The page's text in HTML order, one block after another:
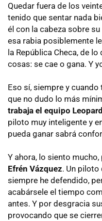
Quedar fuera de los
tenido que sentar nada
él con la cabeza sobre
esa rabia posiblemente
la República Checa, de
cosas: se cae o gana. Y
Eso sí, siempre y
que no dudo lo más
trabaja el equipo
piloto muy inteligente y
pueda ganar sabrá
Y ahora, lo siento
Efrén Vázquez. Un piloto
siempre he defendido,
acabársele el tiempo
antes. Y por desgracia
provocando que se